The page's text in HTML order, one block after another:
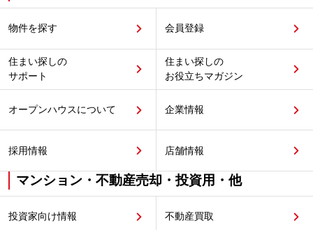
物件を探す 会員登録
住まい探しの
サポート
住まい探しの
お役立ちマガジン
オープンハウスについて 企業情報
採用情報 店舗情報
マンション・不動産売却・投資用・他
投資家向け情報 不動産買取